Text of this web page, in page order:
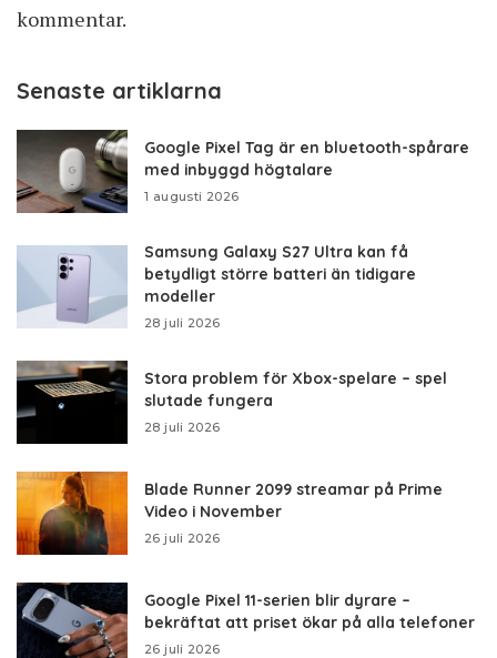
kommentar.
Senaste artiklarna
Google Pixel Tag är en bluetooth-spårare
med inbyggd högtalare
1 augusti 2026
Samsung Galaxy S27 Ultra kan få
betydligt större batteri än tidigare
modeller
28 juli 2026
Stora problem för Xbox-spelare – spel
slutade fungera
28 juli 2026
Blade Runner 2099 streamar på Prime
Video i November
26 juli 2026
Google Pixel 11-serien blir dyrare –
bekräftat att priset ökar på alla telefoner
26 juli 2026